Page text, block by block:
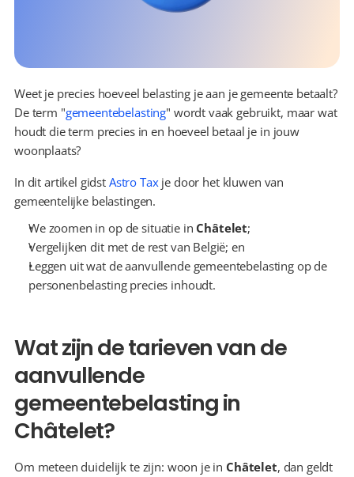
Weet je precies hoeveel belasting je aan je gemeente betaalt?
De term "gemeentebelasting" wordt vaak gebruikt, maar wat
houdt die term precies in en hoeveel betaal je in jouw
woonplaats?
In dit artikel gidst Astro Tax je door het kluwen van
gemeentelijke belastingen.
We zoomen in op de situatie in Châtelet;
Vergelijken dit met de rest van België; en
Leggen uit wat de aanvullende gemeentebelasting op de
personenbelasting precies inhoudt.
Wat zijn de tarieven van de
aanvullende
gemeentebelasting in
Châtelet?
Om meteen duidelijk te zijn: woon je in Châtelet, dan geldt